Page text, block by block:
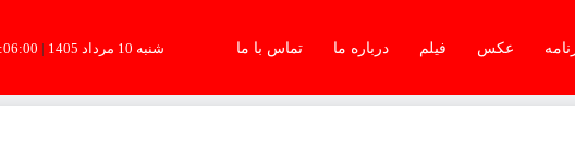
عکس فیلم درباره ما تماس با ما شنبه 10 مرداد 1405 |